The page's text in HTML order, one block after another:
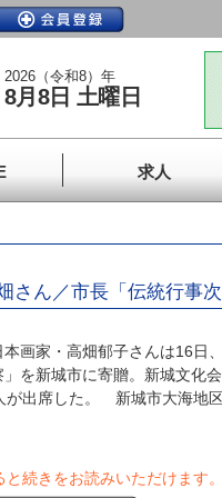
2026（令和8）年
8月8日 土曜日
求人
ん／市長「伝統行事次
画家・高畑郁子さんは16日、
を新城市に寄贈。新城文化会
が出席した。 新城市大海地
続きをお読みいただけます。